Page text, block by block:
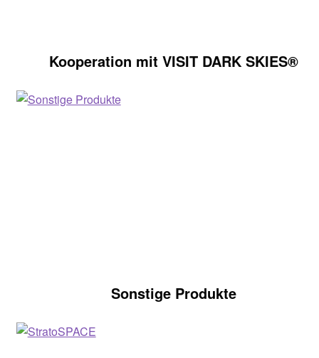
Kooperation mit VISIT DARK SKIES®
Sonstige Produkte